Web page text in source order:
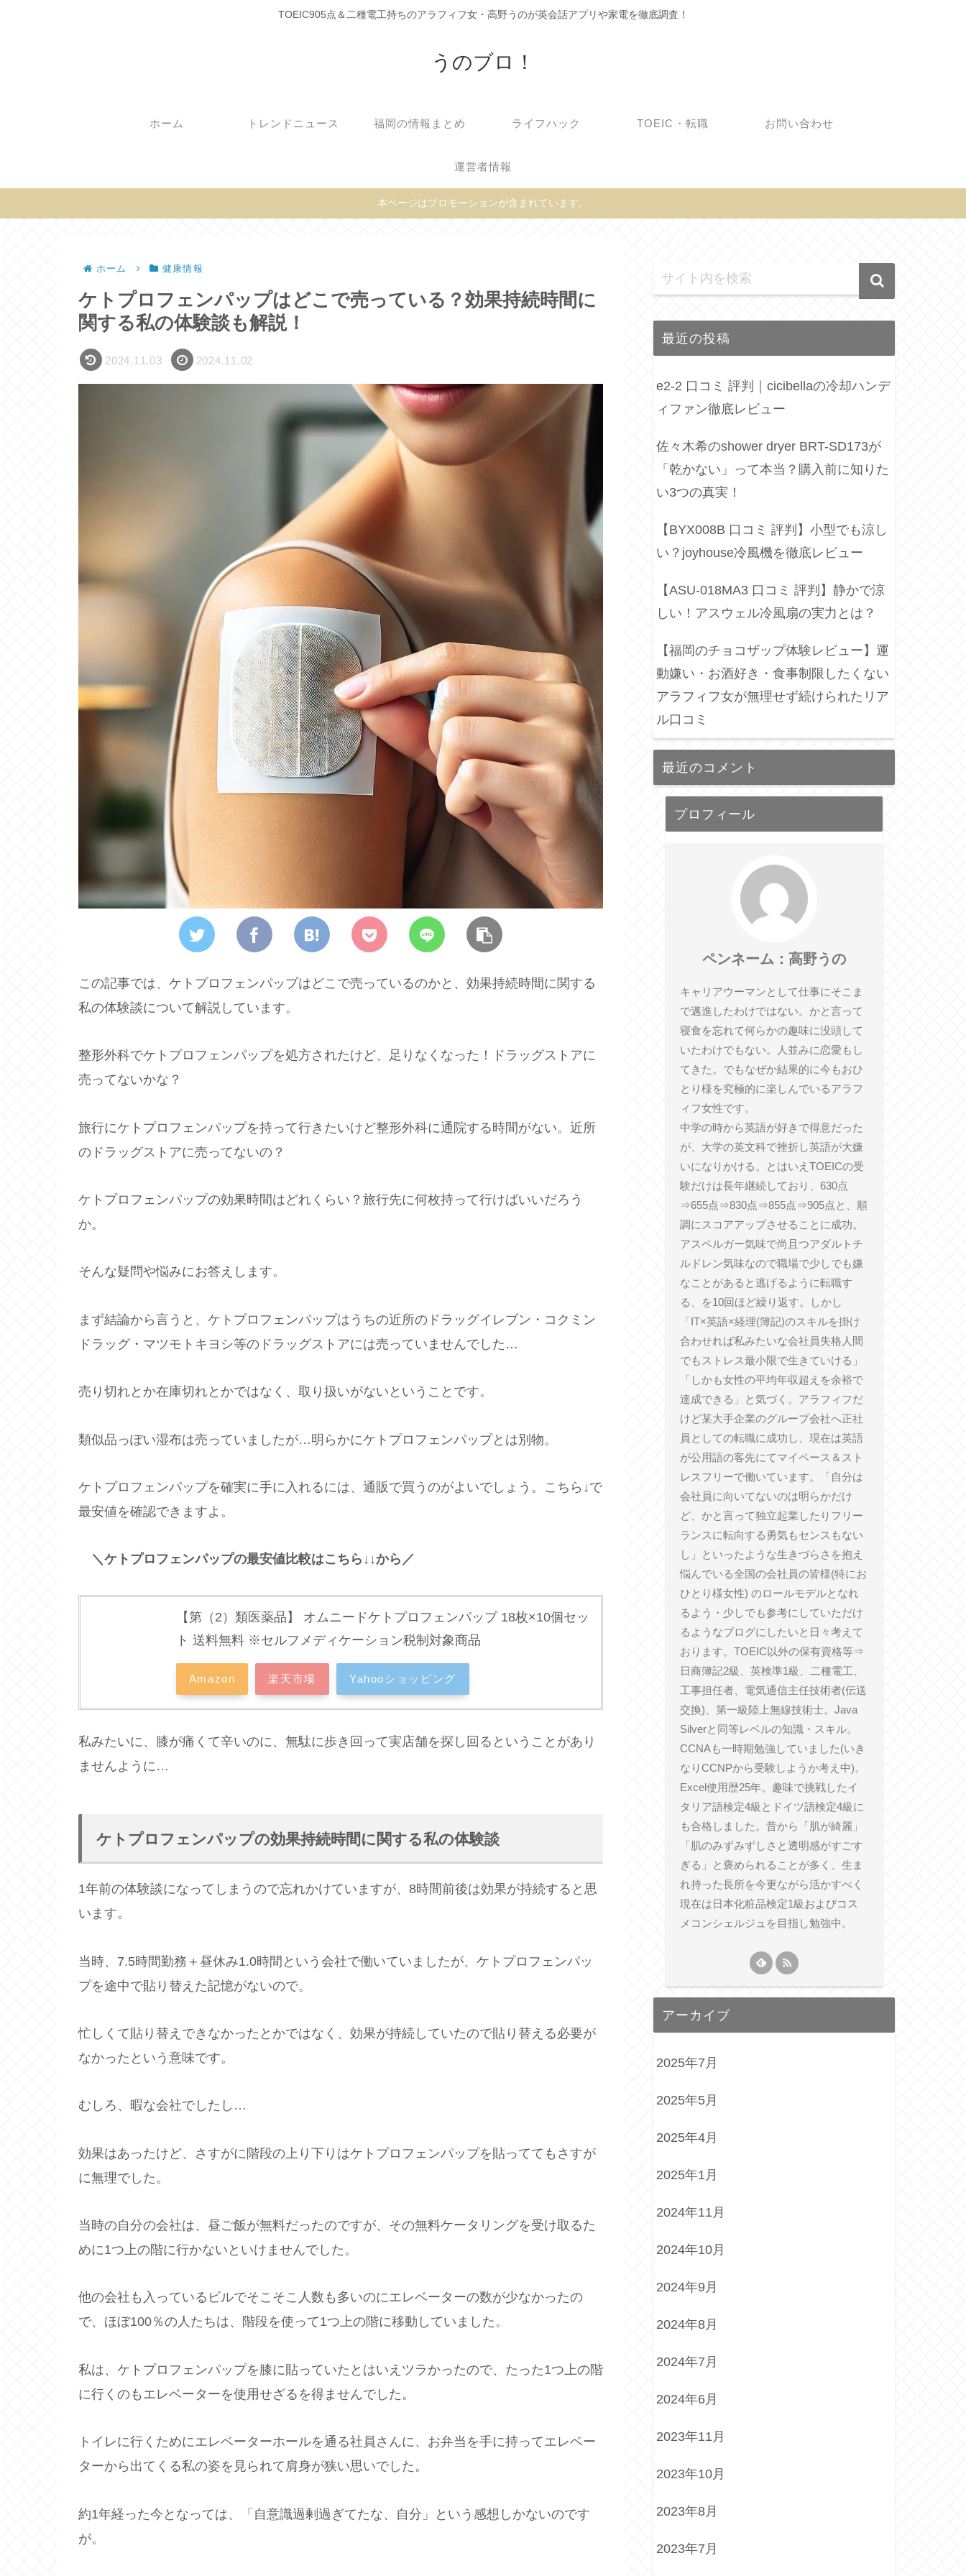
TOEIC905点＆二種電工持ちのアラフィフ女・高野うのが英会話アプリや家電を徹底調査！
うのブロ！
ホーム トレンドニュース 福岡の情報まとめ ライフハック TOEIC・転職 お問い合わせ
運営者情報
本ページはプロモーションが含まれています。
ホーム 健康情報
ケトプロフェンパップはどこで売っている？効果持続時間に
関する私の体験談も解説！
2024.11.03 2024.11.02
この記事では、ケトプロフェンパップはどこで売っているのかと、効果持続時間に関する
私の体験談について解説しています。
整形外科でケトプロフェンパップを処方されたけど、足りなくなった！ドラッグストアに
売ってないかな？
旅行にケトプロフェンパップを持って行きたいけど整形外科に通院する時間がない。近所
のドラッグストアに売ってないの？
ケトプロフェンパップの効果時間はどれくらい？旅行先に何枚持って行けばいいだろう
か。
そんな疑問や悩みにお答えします。
まず結論から言うと、ケトプロフェンパップはうちの近所のドラッグイレブン・コクミン
ドラッグ・マツモトキヨシ等のドラッグストアには売っていませんでした…
売り切れとか在庫切れとかではなく、取り扱いがないということです。
類似品っぽい湿布は売っていましたが…明らかにケトプロフェンパップとは別物。
ケトプロフェンパップを確実に手に入れるには、通販で買うのがよいでしょう。こちら↓で
最安値を確認できますよ。
＼ケトプロフェンパップの最安値比較はこちら↓↓から／
【第（2）類医薬品】 オムニードケトプロフェンパップ 18枚×10個セッ
ト 送料無料 ※セルフメディケーション税制対象商品
Amazon 楽天市場 Yahooショッピング
私みたいに、膝が痛くて辛いのに、無駄に歩き回って実店舗を探し回るということがあり
ませんように…
ケトプロフェンパップの効果持続時間に関する私の体験談
1年前の体験談になってしまうので忘れかけていますが、8時間前後は効果が持続すると思
います。
当時、7.5時間勤務＋昼休み1.0時間という会社で働いていましたが、ケトプロフェンパッ
プを途中で貼り替えた記憶がないので。
忙しくて貼り替えできなかったとかではなく、効果が持続していたので貼り替える必要が
なかったという意味です。
むしろ、暇な会社でしたし…
効果はあったけど、さすがに階段の上り下りはケトプロフェンパップを貼っててもさすが
に無理でした。
当時の自分の会社は、昼ご飯が無料だったのですが、その無料ケータリングを受け取るた
めに1つ上の階に行かないといけませんでした。
他の会社も入っているビルでそこそこ人数も多いのにエレベーターの数が少なかったの
で、ほぼ100％の人たちは、階段を使って1つ上の階に移動していました。
私は、ケトプロフェンパップを膝に貼っていたとはいえツラかったので、たった1つ上の階
に行くのもエレベーターを使用せざるを得ませんでした。
トイレに行くためにエレベーターホールを通る社員さんに、お弁当を手に持ってエレベー
ターから出てくる私の姿を見られて肩身が狭い思いでした。
約1年経った今となっては、「自意識過剰過ぎてたな、自分」という感想しかないのです
が。
最近の投稿
e2-2 口コミ 評判｜cicibellaの冷却ハンデ
ィファン徹底レビュー
佐々木希のshower dryer BRT-SD173が
「乾かない」って本当？購入前に知りた
い3つの真実！
【BYX008B 口コミ 評判】小型でも涼し
い？joyhouse冷風機を徹底レビュー
【ASU-018MA3 口コミ 評判】静かで涼
しい！アスウェル冷風扇の実力とは？
【福岡のチョコザップ体験レビュー】運
動嫌い・お酒好き・食事制限したくない
アラフィフ女が無理せず続けられたリア
ル口コミ
最近のコメント
プロフィール
ペンネーム：高野うの
キャリアウーマンとして仕事にそこま
で邁進したわけではない。かと言って
寝食を忘れて何らかの趣味に没頭して
いたわけでもない。人並みに恋愛もし
てきた。でもなぜか結果的に今もおひ
とり様を究極的に楽しんでいるアラフ
ィフ女性です。
中学の時から英語が好きで得意だった
が、大学の英文科で挫折し英語が大嫌
いになりかける。とはいえTOEICの受
験だけは長年継続しており、630点
⇒655点⇒830点⇒855点⇒905点と、順
調にスコアアップさせることに成功。
アスペルガー気味で尚且つアダルトチ
ルドレン気味なので職場で少しでも嫌
なことがあると逃げるように転職す
る、を10回ほど繰り返す。しかし
「IT×英語×経理(簿記)のスキルを掛け
合わせれば私みたいな会社員失格人間
でもストレス最小限で生きていける」
「しかも女性の平均年収超えを余裕で
達成できる」と気づく。アラフィフだ
けど某大手企業のグループ会社へ正社
員としての転職に成功し、現在は英語
が公用語の客先にてマイペース＆スト
レスフリーで働いています。「自分は
会社員に向いてないのは明らかだけ
ど、かと言って独立起業したりフリー
ランスに転向する勇気もセンスもない
し」といったような生きづらさを抱え
悩んでいる全国の会社員の皆様(特にお
ひとり様女性) のロールモデルとなれ
るよう・少しでも参考にしていただけ
るようなブログにしたいと日々考えて
おります。TOEIC以外の保有資格等⇒
日商簿記2級、英検準1級、二種電工、
工事担任者、電気通信主任技術者(伝送
交換)、第一級陸上無線技術士。Java
Silverと同等レベルの知識・スキル。
CCNAも一時期勉強していました(いき
なりCCNPから受験しようか考え中)。
Excel使用歴25年。趣味で挑戦したイ
タリア語検定4級とドイツ語検定4級に
も合格しました。昔から「肌が綺麗」
「肌のみずみずしさと透明感がすごす
ぎる」と褒められることが多く、生ま
れ持った長所を今更ながら活かすべく
現在は日本化粧品検定1級およびコス
メコンシェルジュを目指し勉強中。
アーカイブ
2025年7月
2025年5月
2025年4月
2025年1月
2024年11月
2024年10月
2024年9月
2024年8月
2024年7月
2024年6月
2023年11月
2023年10月
2023年8月
2023年7月